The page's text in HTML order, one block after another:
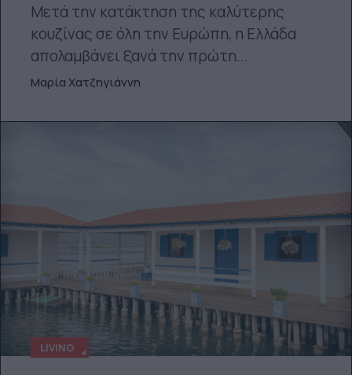
Μετά την κατάκτηση της καλύτερης
κουζίνας σε όλη την Ευρώπη, η Ελλάδα
απολαμβάνει ξανά την πρώτη...
Μαρία Χατζηγιάννη
LIVING